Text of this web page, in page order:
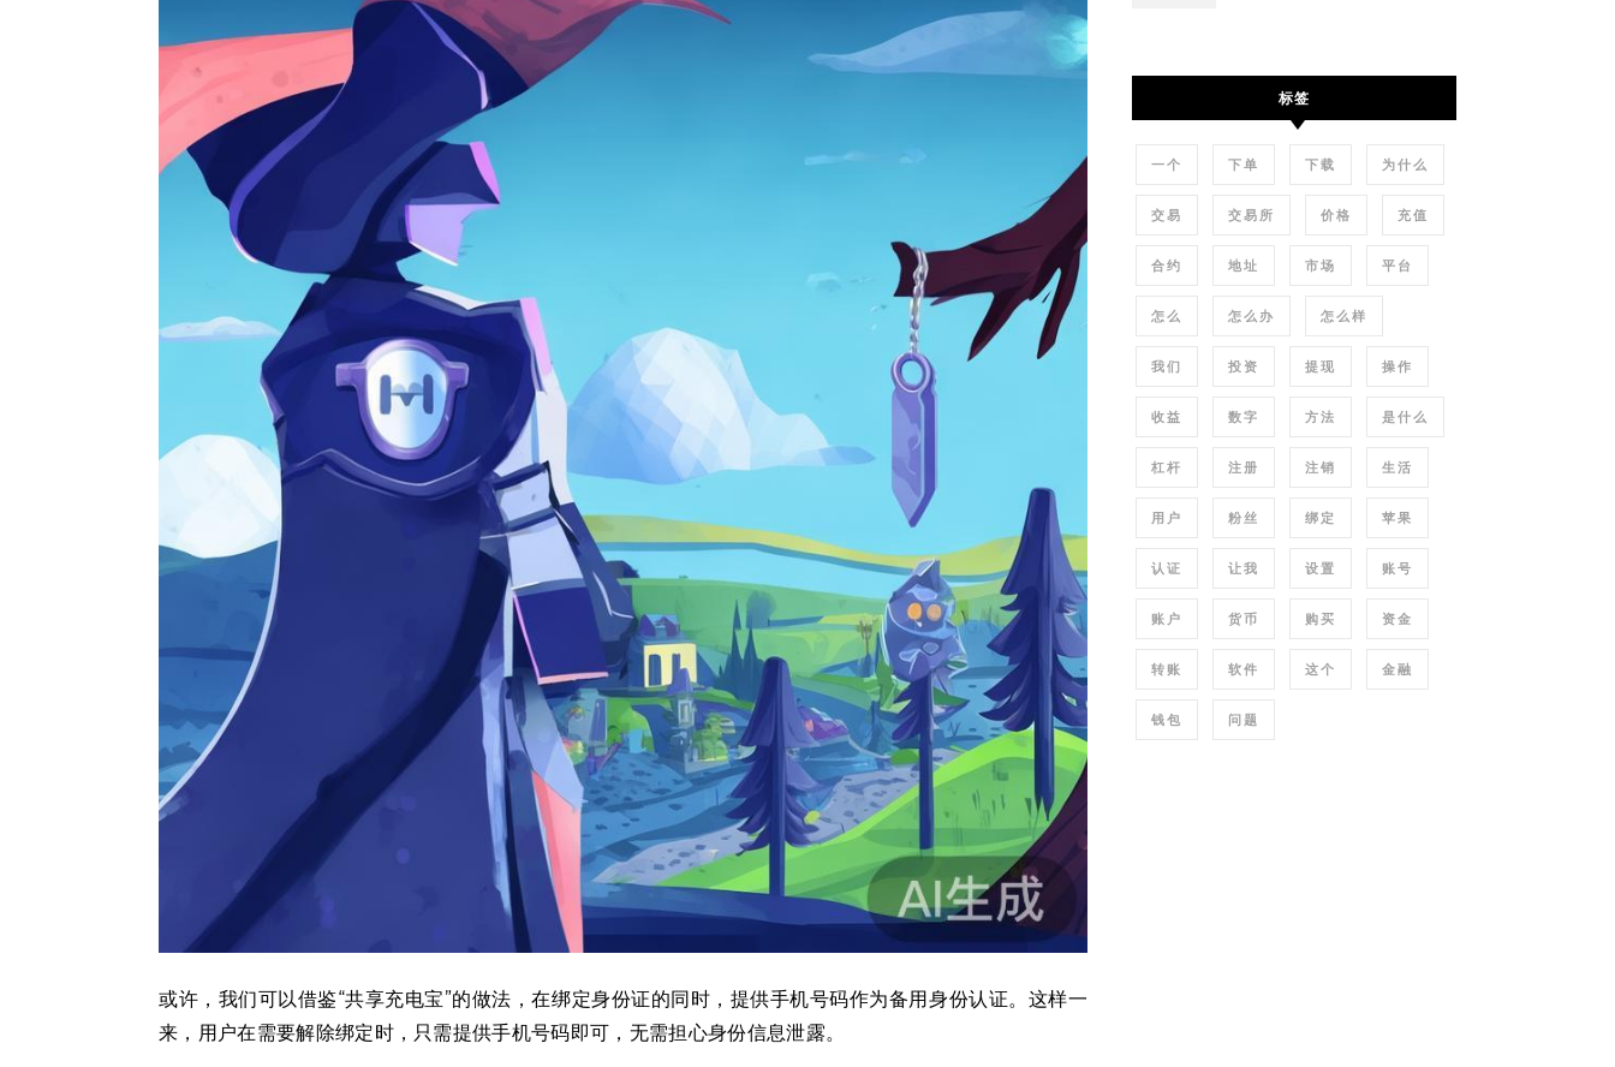
或许，我们可以借鉴“共享充电宝”的做法，在绑定身份证的同时，提供手机号码作为备用身份认证。这样一
来，用户在需要解除绑定时，只需提供手机号码即可，无需担心身份信息泄露。
标签
一个 下单 下载 为什么
交易 交易所 价格 充值
合约 地址 市场 平台
怎么 怎么办 怎么样
我们 投资 提现 操作
收益 数字 方法 是什么
杠杆 注册 注销 生活
用户 粉丝 绑定 苹果
认证 让我 设置 账号
账户 货币 购买 资金
转账 软件 这个 金融
钱包 问题